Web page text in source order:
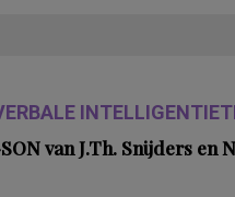
van J.Th. Snijders en